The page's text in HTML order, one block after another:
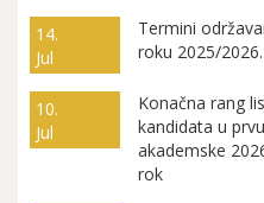
14.
Jul
Termini
roku 2025/
10.
Jul
Konačna rang
kandidata u
akademske
rok